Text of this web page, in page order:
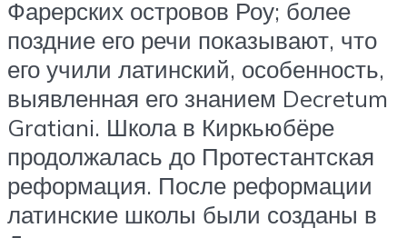
Фарерских островов Роу; более
поздние его речи показывают, что
его учили латинский, особенность,
выявленная его знанием Decretum
Gratiani. Школа в Киркьюбёре
продолжалась до Протестантская
реформация. После реформации
латинские школы были созданы в